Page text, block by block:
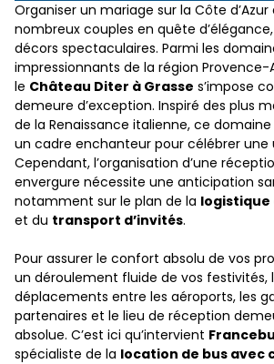
Organiser un mariage sur la Côte
nombreux couples en quête
décors spectaculaires. Parmi les
impressionnants de la région Provence-
le Château Diter à Grasse s’impose
demeure d’exception. Inspiré des plus
de la Renaissance italienne, ce
un cadre enchanteur pour célébrer une
Cependant, l’organisation d’une
envergure nécessite une anticipation
notamment sur le plan de la logistique
et du transport d’invités.
Pour assurer le confort absolu de vos
un déroulement fluide de vos festivités,
déplacements entre les aéroports, les
partenaires et le lieu de réception
absolue. C’est ici qu’intervient
spécialiste de la location de bus avec